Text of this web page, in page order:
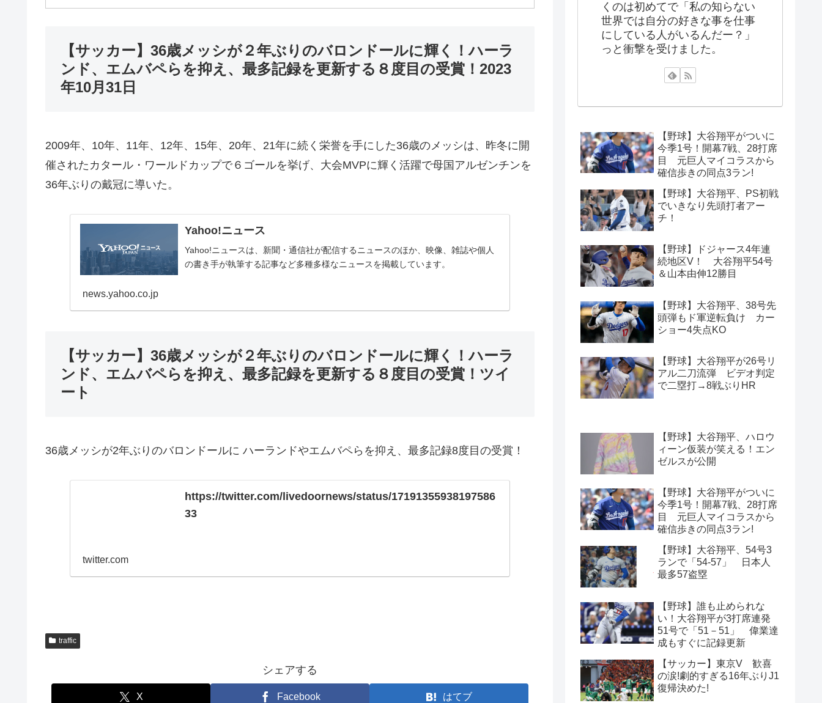
【サッカー】36歳メッシが２年ぶりのバロンドールに輝く！ハーラ
ンド、エムバペらを抑え、最多記録を更新する８度目の受賞！2023
年10月31日
2009年、10年、11年、12年、15年、20年、21年に続く栄誉を手にした36歳のメッシは、昨冬に開
催されたカタール・ワールドカップで６ゴールを挙げ、大会MVPに輝く活躍で母国アルゼンチンを
36年ぶりの戴冠に導いた。
Yahoo!ニュース
Yahoo!ニュースは、新聞・通信社が配信するニュースのほか、映像、雑誌や個人
の書き手が執筆する記事など多種多様なニュースを掲載しています。
news.yahoo.co.jp
【サッカー】36歳メッシが２年ぶりのバロンドールに輝く！ハーラ
ンド、エムバペらを抑え、最多記録を更新する８度目の受賞！ツイ
ート
36歳メッシが2年ぶりのバロンドールに ハーランドやエムバペらを抑え、最多記録8度目の受賞！
https://twitter.com/livedoornews/status/17191355938197586
33
twitter.com
traffic
シェアする
X Facebook はてブ
くのは初めてで「私の知らない
世界では自分の好きな事を仕事
にしている人がいるんだー？」
っと衝撃を受けました。
【野球】大谷翔平がついに
今季1号！開幕7戦、28打席
目 元巨人マイコラスから
確信歩きの同点3ラン!
【野球】大谷翔平、PS初戦
でいきなり先頭打者アー
チ！
【野球】ドジャース4年連
続地区V！ 大谷翔平54号
＆山本由伸12勝目
【野球】大谷翔平、38号先
頭弾もド軍逆転負け カー
ショー4失点KO
【野球】大谷翔平が26号リ
アル二刀流弾 ビデオ判定
で二塁打→8戦ぶりHR
【野球】大谷翔平、ハロウ
ィーン仮装が笑える！エン
ゼルスが公開
【野球】大谷翔平がついに
今季1号！開幕7戦、28打席
目 元巨人マイコラスから
確信歩きの同点3ラン!
【野球】大谷翔平、54号3
ランで「54-57」 日本人
最多57盗塁
【野球】誰も止められな
い！大谷翔平が3打席連発
51号で「51－51」 偉業達
成もすぐに記録更新
【サッカー】東京V 歓喜
の涙!劇的すぎる16年ぶりJ1
復帰決めた!